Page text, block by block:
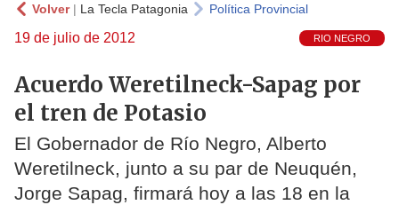
Volver| La Tecla Patagonia Política Provincial
19 de julio de 2012 RIO NEGRO
Acuerdo Weretilneck-Sapag por
el tren de Potasio
El Gobernador de Río Negro, Alberto
Weretilneck, junto a su par de Neuquén,
Jorge Sapag, firmará hoy a las 18 en la